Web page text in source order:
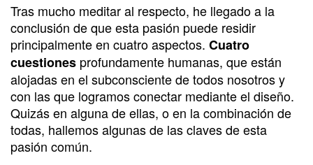
Tras mucho meditar al respecto, he llegado a la
conclusión de que esta pasión puede residir
principalmente en cuatro aspectos. Cuatro
cuestiones profundamente humanas, que están
alojadas en el subconsciente de todos nosotros y
con las que logramos conectar mediante el diseño.
Quizás en alguna de ellas, o en la combinación de
todas, hallemos algunas de las claves de esta
pasión común.